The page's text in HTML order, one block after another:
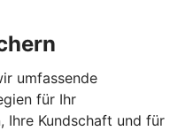
umfassende
für Ihr
Ihre Kundschaft und für